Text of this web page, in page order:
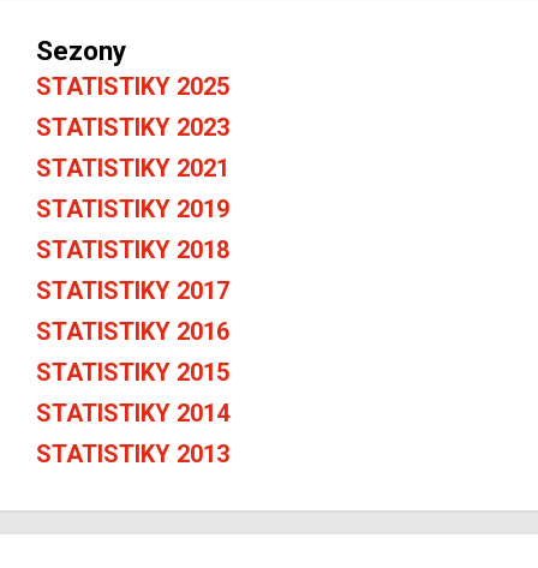
Sezony
STATISTIKY 2025
STATISTIKY 2023
STATISTIKY 2021
STATISTIKY 2019
STATISTIKY 2018
STATISTIKY 2017
STATISTIKY 2016
STATISTIKY 2015
STATISTIKY 2014
STATISTIKY 2013